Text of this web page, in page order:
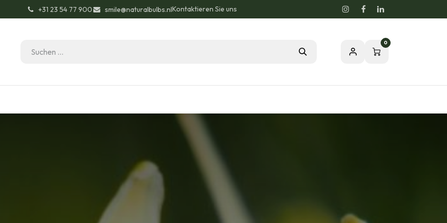
͏ +31 23 54 77 900 smile@naturalbulbs.nlKontaktieren Sie uns
0